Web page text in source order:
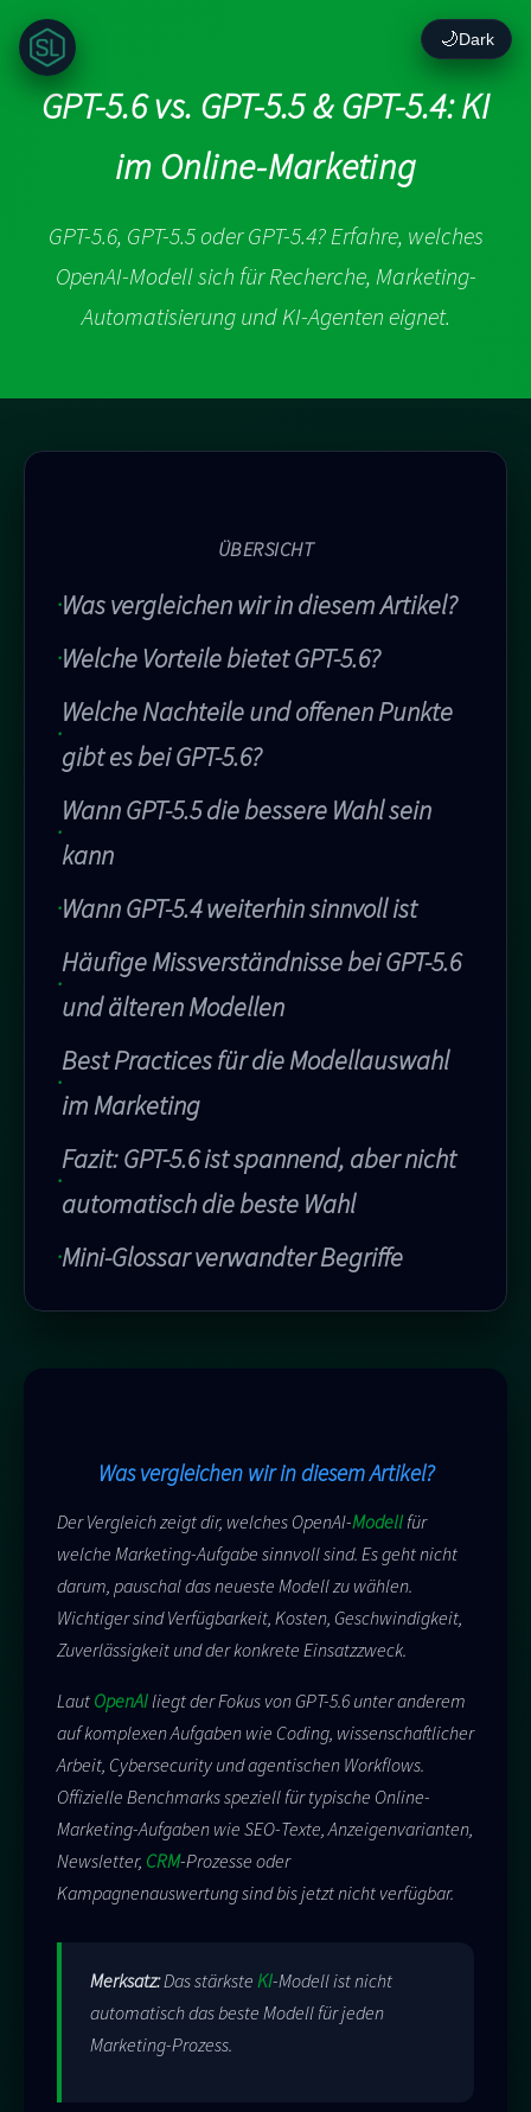
🌙Dark
GPT-5.6 vs. GPT-5.5 & GPT-5.4: KI
im Online-Marketing
GPT-5.6, GPT-5.5 oder GPT-5.4? Erfahre, welches
OpenAI-Modell sich für Recherche, Marketing-
Automatisierung und KI-Agenten eignet.
ÜBERSICHT
Was vergleichen wir in diesem Artikel?
Welche Vorteile bietet GPT-5.6?
Welche Nachteile und offenen Punkte
gibt es bei GPT-5.6?
Wann GPT-5.5 die bessere Wahl sein
kann
Wann GPT-5.4 weiterhin sinnvoll ist
Häufige Missverständnisse bei GPT-5.6
und älteren Modellen
Best Practices für die Modellauswahl
im Marketing
Fazit: GPT-5.6 ist spannend, aber nicht
automatisch die beste Wahl
Mini-Glossar verwandter Begriffe
Was vergleichen wir in diesem Artikel?
Der Vergleich zeigt dir, welches OpenAI-Modell für
welche Marketing-Aufgabe sinnvoll sind. Es geht nicht
darum, pauschal das neueste Modell zu wählen.
Wichtiger sind Verfügbarkeit, Kosten, Geschwindigkeit,
Zuverlässigkeit und der konkrete Einsatzzweck.
Laut OpenAI liegt der Fokus von GPT-5.6 unter anderem
auf komplexen Aufgaben wie Coding, wissenschaftlicher
Arbeit, Cybersecurity und agentischen Workflows.
Offizielle Benchmarks speziell für typische Online-
Marketing-Aufgaben wie SEO-Texte, Anzeigenvarianten,
Newsletter, CRM-Prozesse oder
Kampagnenauswertung sind bis jetzt nicht verfügbar.
Merksatz:Das stärkste KI-Modell ist nicht
automatisch das beste Modell für jeden
Marketing-Prozess.